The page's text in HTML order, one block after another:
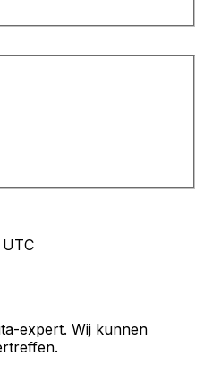
expert. Wij kunnen